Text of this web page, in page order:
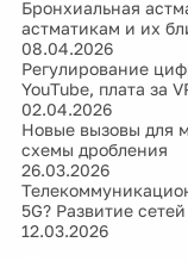
Бронхиальная
астматикам и их
08.04.2026
Регулирование
YouTube, плата за
02.04.2026
Новые вызовы для
схемы дробления
26.03.2026
5G? Развитие сетей
12.03.2026